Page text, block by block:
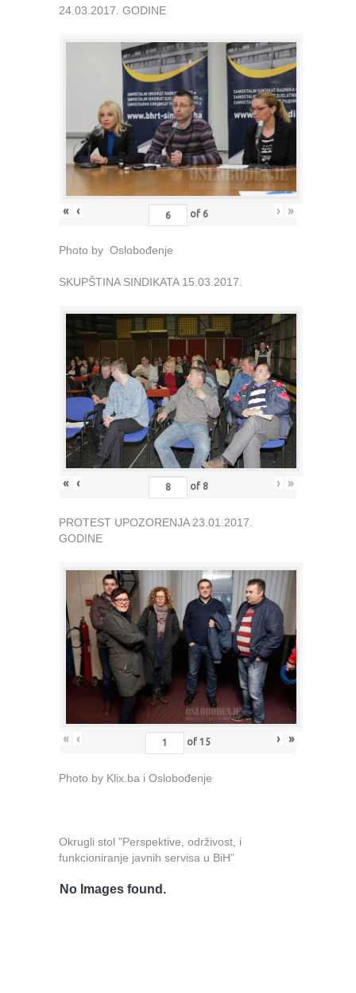
24.03.2017. GODINE
« ‹ of 6 › »
Photo by Oslobođenje
SKUPŠTINA SINDIKATA 15.03.2017.
« ‹ of 8 › »
PROTEST UPOZORENJA 23.01.2017.
GODINE
« ‹ of 15 › »
Photo by Klix.ba i Oslobođenje
Okrugli stol ”Perspektive, održivost, i
funkcioniranje javnih servisa u BiH”
No Images found.